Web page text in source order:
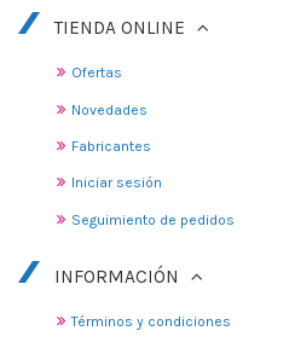
TIENDA ONLINE
Ofertas
Novedades
Fabricantes
Iniciar sesión
Seguimiento de pedidos
INFORMACIÓN
Términos y condiciones